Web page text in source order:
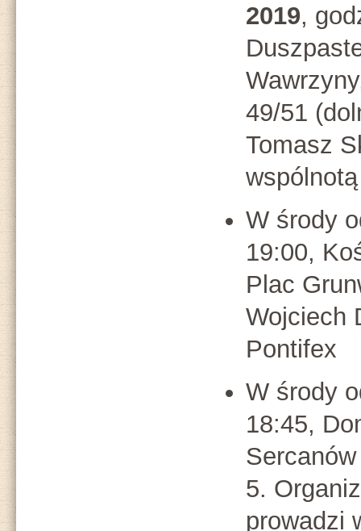
2019,
49/51
Tomasz
W środy
19:00,
Plac
Wojciech
Pontifex
W środy
18:45,
5.
prowadzi